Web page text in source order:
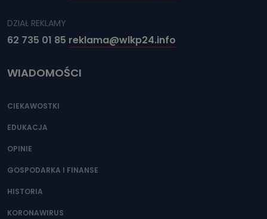
DZIAŁ REKLAMY
62 735 01 85 reklama@wlkp24.info
WIADOMOŚCI
CIEKAWOSTKI
EDUKACJA
OPINIE
GOSPODARKA I FINANSE
HISTORIA
KORONAWIRUS